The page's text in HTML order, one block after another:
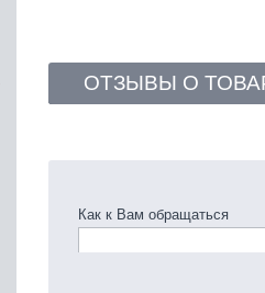
ОТЗЫВЫ О
Как к Вам обращаться